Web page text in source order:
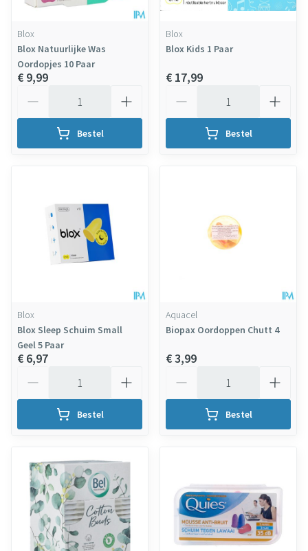
Blox
Blox Natuurlijke Was
Oordopjes 10 Paar
€ 9,99
Bestel
Blox
Blox Kids 1 Paar
€ 17,99
Bestel
Blox
Blox Sleep Schuim Small
Geel 5 Paar
€ 6,97
Bestel
Aquacel
Biopax Oordoppen Chutt 4
€ 3,99
Bestel